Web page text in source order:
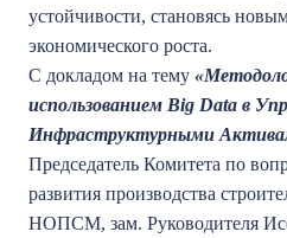
устойчивости, становясь
экономического роста.
С докладом на тему
использованием Big Data в
Инфраструктурными
Председатель Комитета по
развития производства
НОПСМ, зам. Руководителя